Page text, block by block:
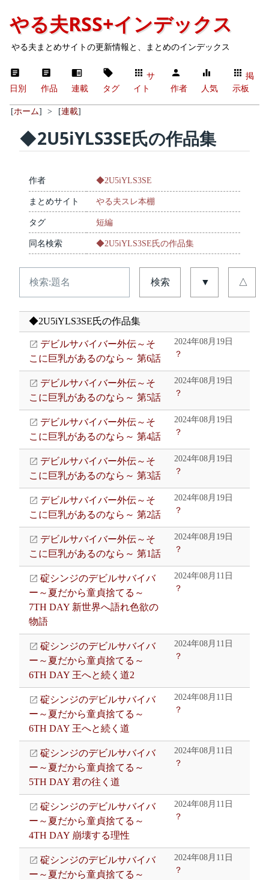
やる夫RSS+インデックス
やる夫まとめサイトの更新情報と、まとめのインデックス
日別 作品 連載 タグ
サ
イト
作者 人気
掲
示板
[ホーム] > [連載]
◆2U5iYLS3SE氏の作品集
作者 ◆2U5iYLS3SE
まとめサイト やる夫スレ本棚
タグ 短編
同名検索 ◆2U5iYLS3SE氏の作品集
検索 ▼ △
◆2U5iYLS3SE氏の作品集
デビルサバイバー外伝～そ
こに巨乳があるのなら～ 第6話
2024年08月19日
？
デビルサバイバー外伝～そ
こに巨乳があるのなら～ 第5話
2024年08月19日
？
デビルサバイバー外伝～そ
こに巨乳があるのなら～ 第4話
2024年08月19日
？
デビルサバイバー外伝～そ
こに巨乳があるのなら～ 第3話
2024年08月19日
？
デビルサバイバー外伝～そ
こに巨乳があるのなら～ 第2話
2024年08月19日
？
デビルサバイバー外伝～そ
こに巨乳があるのなら～ 第1話
2024年08月19日
？
碇シンジのデビルサバイバ
ー～夏だから童貞捨てる～
7TH DAY 新世界へ語れ色欲の
物語
2024年08月11日
？
碇シンジのデビルサバイバ
ー～夏だから童貞捨てる～
6TH DAY 王へと続く道2
2024年08月11日
？
碇シンジのデビルサバイバ
ー～夏だから童貞捨てる～
6TH DAY 王へと続く道
2024年08月11日
？
碇シンジのデビルサバイバ
ー～夏だから童貞捨てる～
5TH DAY 君の往く道
2024年08月11日
？
碇シンジのデビルサバイバ
ー～夏だから童貞捨てる～
4TH DAY 崩壊する理性
2024年08月11日
？
碇シンジのデビルサバイバ
ー～夏だから童貞捨てる～
2024年08月11日
？